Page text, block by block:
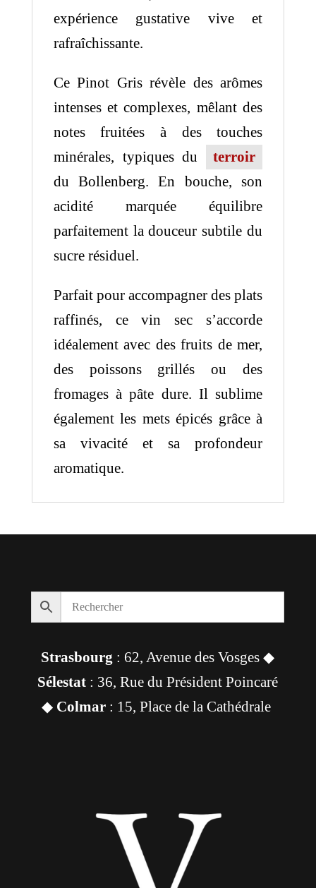
expérience gustative vive et
rafraîchissante.
Ce Pinot Gris révèle des arômes
intenses et complexes, mêlant des
notes fruitées à des touches
minérales, typiques du
terroir
du Bollenberg. En bouche, son
acidité marquée équilibre
parfaitement la douceur subtile du
sucre résiduel.
Parfait pour accompagner des plats
raffinés, ce vin sec s’accorde
idéalement avec des fruits de mer,
des poissons grillés ou des
fromages à pâte dure. Il sublime
également les mets épicés grâce à
sa vivacité et sa profondeur
aromatique.
Strasbourg : 62, Avenue des Vosges ◆
Sélestat : 36, Rue du Président Poincaré
◆ Colmar: 15, Place de la Cathédrale